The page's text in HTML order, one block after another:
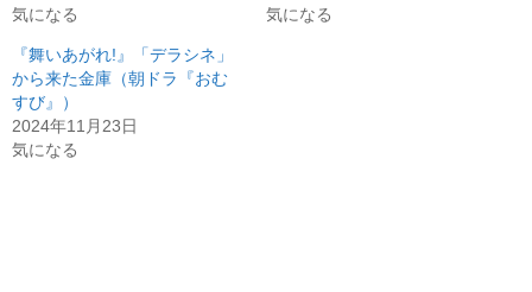
気になる
気になる
『舞いあがれ!』「デラシネ」
から来た金庫（朝ドラ『おむ
すび』）
2024年11月23日
気になる